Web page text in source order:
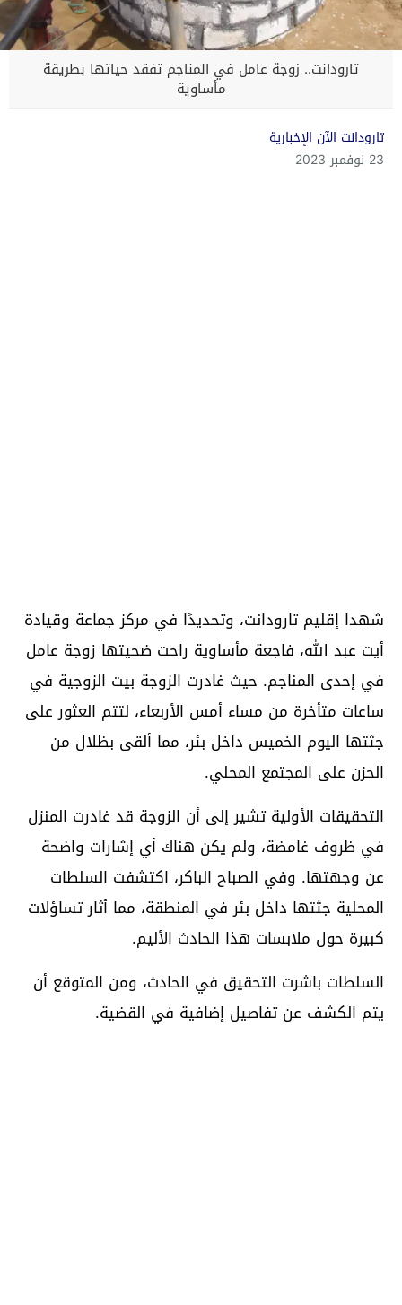
تارودانت.. زوجة عامل في المناجم تفقد حياتها بطريقة
مأساوية
تارودانت الآن الإخبارية
23 نوفمبر 2023
شهدا إقليم تارودانت، وتحديدًا في مركز جماعة وقيادة
أيت عبد الله، فاجعة مأساوية راحت ضحيتها زوجة عامل
في إحدى المناجم. حيث غادرت الزوجة بيت الزوجية في
ساعات متأخرة من مساء أمس الأربعاء، لتتم العثور على
جثتها اليوم الخميس داخل بئر، مما ألقى بظلال من
الحزن على المجتمع المحلي.
التحقيقات الأولية تشير إلى أن الزوجة قد غادرت المنزل
في ظروف غامضة، ولم يكن هناك أي إشارات واضحة
عن وجهتها. وفي الصباح الباكر، اكتشفت السلطات
المحلية جثتها داخل بئر في المنطقة، مما أثار تساؤلات
كبيرة حول ملابسات هذا الحادث الأليم.
السلطات باشرت التحقيق في الحادث، ومن المتوقع أن
يتم الكشف عن تفاصيل إضافية في القضية.